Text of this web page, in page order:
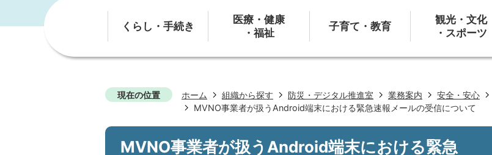
くらし・手続き
医療・健康
・福祉
子育て・教育
観光・文化
・スポーツ
現在の位置 ホーム 組織から探す 防災・デジタル推進室 業務案内 安全・安心
MVNO事業者が扱うAndroid端末における緊急速報メールの受信について
MVNO事業者が扱うAndroid端末における緊急